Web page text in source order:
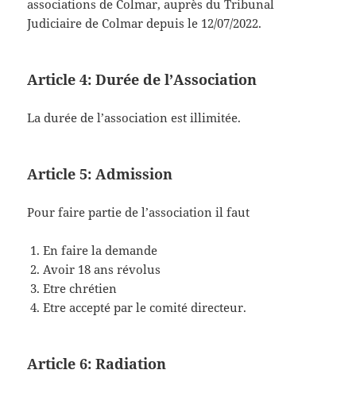
associations de Colmar, auprès du Tribunal
Judiciaire de Colmar depuis le 12/07/2022.
Article 4: Durée de l’Association
La durée de l’association est illimitée.
Article 5: Admission
Pour faire partie de l’association il faut
En faire la demande
Avoir 18 ans révolus
Etre chrétien
Etre accepté par le comité directeur.
Article 6: Radiation